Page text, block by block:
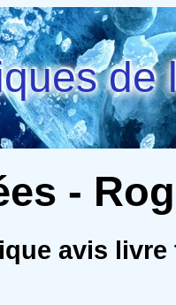
de
-
avis